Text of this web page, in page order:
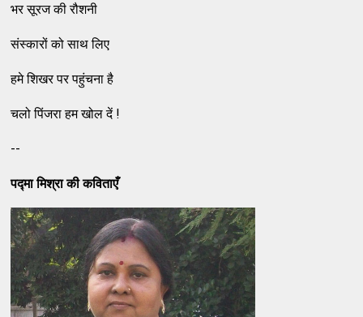
भर सूरज की रौशनी
संस्कारों को साथ लिए
हमे शिखर पर पहुंचना है
चलो पिंजरा हम खोल दें !
--
पद्मा मिश्रा की कविताएँ